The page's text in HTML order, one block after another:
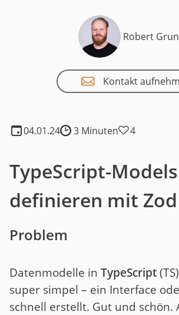
Robert
Kontakt
04.01.24Lesedauer:
3 Minuten 4
TypeScript-Models
definieren mit Zod
Problem
Datenmodelle in TypeScript
super simpel – ein Interface
schnell erstellt. Gut und schön.